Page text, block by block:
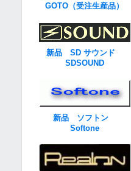
GOTO（受注生産品）
新品 SD サウンド
SDSOUND
新品 ソフトン
Softone